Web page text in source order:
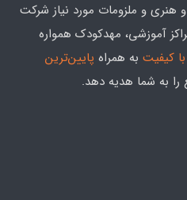
هنری و ملزومات مورد نیاز شرکت
آموزشی، مهدکودک همواره
با کیفیت به همراه پایین‌ترین
به شما هدیه‌ دهد.